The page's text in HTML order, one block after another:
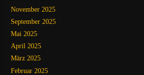
November 2025
September 2025
Mai 2025
April 2025
März 2025
Februar 2025